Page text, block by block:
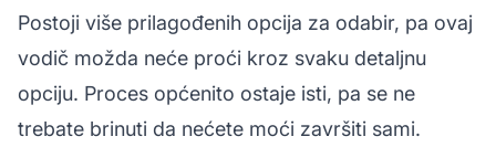
Postoji više prilagođenih opcija za odabir, pa ovaj
vodič možda neće proći kroz svaku detaljnu
opciju. Proces općenito ostaje isti, pa se ne
trebate brinuti da nećete moći završiti sami.